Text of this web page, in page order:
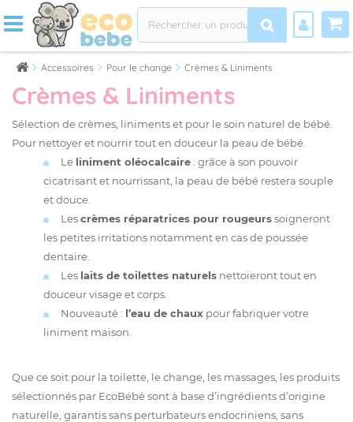
Accessoires Pour le change Crèmes & Liniments
Crèmes & Liniments
Sélection de crèmes, liniments et pour le soin naturel de bébé.
Pour nettoyer et nourrir tout en douceur la peau de bébé.
Le liniment oléocalcaire : grâce à son pouvoir
cicatrisant et nourrissant, la peau de bébé restera souple
et douce.
Lescrèmes réparatrices pour rougeurssoigneront
les petites irritations notamment en cas de poussée
dentaire.
Les laits de toilettes naturels nettoieront tout en
douceur visage et corps.
Nouveauté : l’eau de chaux pour fabriquer votre
liniment maison.
Que ce soit pour la toilette, le change, les massages, les produits
sélectionnés par EcoBébé sont à base d’ingrédients d’origine
naturelle, garantis sans perturbateurs endocriniens, sans